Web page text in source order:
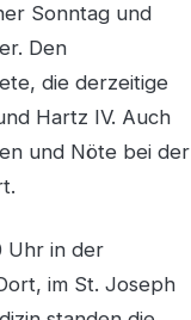
Sonntag und
Den
die derzeitige
Hartz IV. Auch
und Nöte bei der
Uhr in der
im St. Joseph